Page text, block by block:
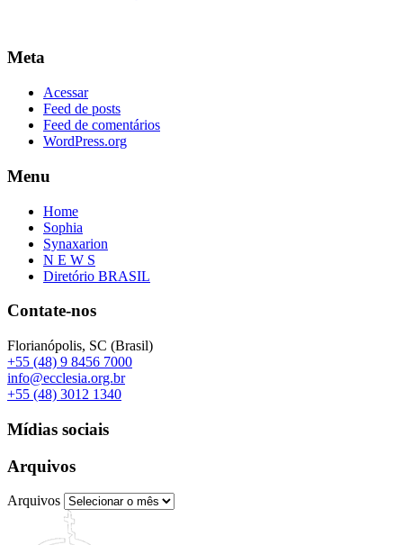
Meta
Acessar
Feed de posts
Feed de comentários
WordPress.org
Menu
Home
Sophia
Synaxarion
N E W S
Diretório BRASIL
Contate-nos
Florianópolis, SC (Brasil)
+55 (48) 9 8456 7000
info@ecclesia.org.br
+55 (48) 3012 1340
Mídias sociais
Arquivos
Arquivos